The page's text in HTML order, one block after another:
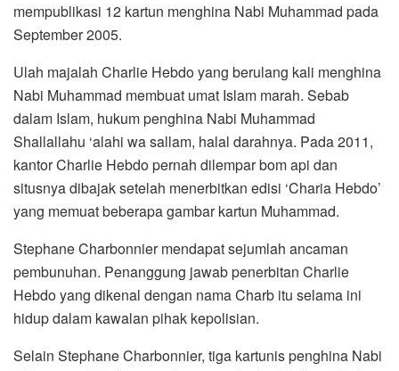
mempublikasi 12 kartun menghina Nabi Muhammad pada
September 2005.
Ulah majalah Charlie Hebdo yang berulang kali menghina
Nabi Muhammad membuat umat Islam marah. Sebab
dalam Islam, hukum penghina Nabi Muhammad
Shallallahu ‘alahi wa sallam, halal darahnya. Pada 2011,
kantor Charlie Hebdo pernah dilempar bom api dan
situsnya dibajak setelah menerbitkan edisi ‘Charia Hebdo’
yang memuat beberapa gambar kartun Muhammad.
Stephane Charbonnier mendapat sejumlah ancaman
pembunuhan. Penanggung jawab penerbitan Charlie
Hebdo yang dikenal dengan nama Charb itu selama ini
hidup dalam kawalan pihak kepolisian.
Selain Stephane Charbonnier, tiga kartunis penghina Nabi